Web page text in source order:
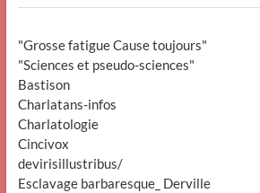
"Grosse fatigue Cause toujours"
"Sciences et pseudo-sciences"
Bastison
Charlatans-infos
Charlatologie
Cincivox
devirisillustribus/
Esclavage barbaresque_ Derville